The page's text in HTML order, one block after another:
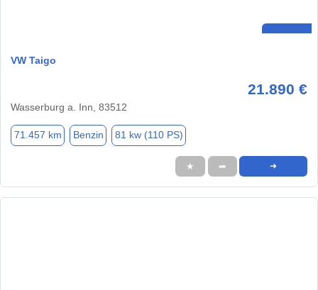
VW Taigo
21.890 €
Wasserburg a. Inn, 83512
71.457 km Benzin 81 kw (110 PS)
★ ➦ ➜